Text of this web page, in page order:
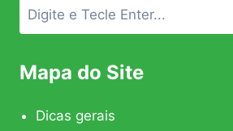
Mapa do Site
Dicas gerais